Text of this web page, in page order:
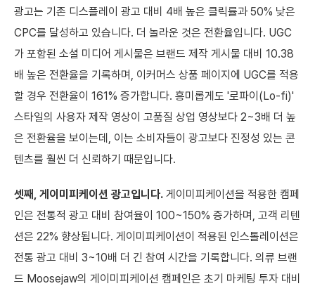
광고는 기존 디스플레이 광고 대비 4배 높은 클릭률과 50% 낮은
CPC를 달성하고 있습니다. 더 놀라운 것은 전환율입니다. UGC
가 포함된 소셜 미디어 게시물은 브랜드 제작 게시물 대비 10.38
배 높은 전환율을 기록하며, 이커머스 상품 페이지에 UGC를 적용
할 경우 전환율이 161% 증가합니다. 흥미롭게도 '로파이(Lo-fi)'
스타일의 사용자 제작 영상이 고품질 상업 영상보다 2~3배 더 높
은 전환율을 보이는데, 이는 소비자들이 광고보다 진정성 있는 콘
텐츠를 훨씬 더 신뢰하기 때문입니다.
셋째, 게이미피케이션 광고입니다. 게이미피케이션을 적용한 캠페
인은 전통적 광고 대비 참여율이 100~150% 증가하며, 고객 리텐
션은 22% 향상됩니다. 게이미피케이션이 적용된 인스톨레이션은
전통 광고 대비 3~10배 더 긴 참여 시간을 기록합니다. 의류 브랜
드 Moosejaw의 게이미피케이션 캠페인은 초기 마케팅 투자 대비